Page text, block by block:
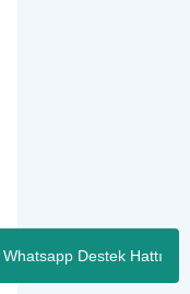
Whatsapp Destek Hattı